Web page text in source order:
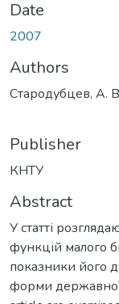
Date
2007
Authors
Стародубцев, А.
Publisher
КНТУ
Abstract
У статті
функцій малого
показники його
форми державної